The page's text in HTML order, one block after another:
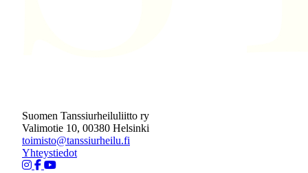
Suomen Tanssiurheiluliitto ry
Valimotie 10, 00380 Helsinki
toimisto@tanssiurheilu.fi
Yhteystiedot